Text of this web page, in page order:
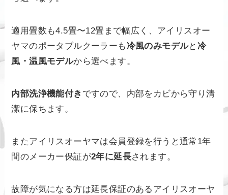
適用畳数も4.5畳〜12畳まで幅広く、アイリスオー
ヤマのポータブルクーラーも冷風のみモデルと 冷
風・温風モデルから選べます。
内部洗浄機能付き ですので、内部をカビから守り清
潔に保ちます。
またアイリスオーヤマは会員登録を行うと通常1年
間のメーカー保証が2年に延長されます。
故障が気になる方は延長保証のあるアイリスオーヤ